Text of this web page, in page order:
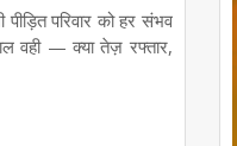
परिवार को हर संभव
वही — क्या तेज़ रफ्तार,